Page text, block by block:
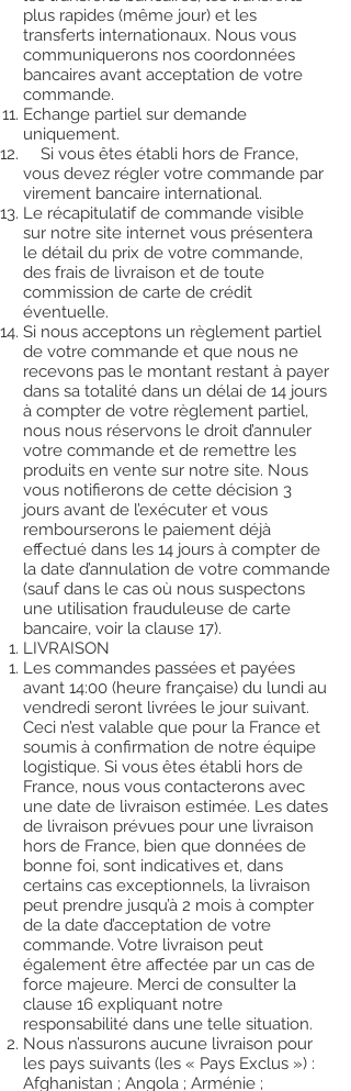
plus rapides (même jour) et les
transferts internationaux. Nous vous
communiquerons nos coordonnées
bancaires avant acceptation de votre
commande.
Echange partiel sur demande
uniquement.
Si vous êtes établi hors de France,
vous devez régler votre commande par
virement bancaire international.
Le récapitulatif de commande visible
sur notre site internet vous présentera
le détail du prix de votre commande,
des frais de livraison et de toute
commission de carte de crédit
éventuelle.
Si nous acceptons un règlement partiel
de votre commande et que nous ne
recevons pas le montant restant à payer
dans sa totalité dans un délai de 14 jours
à compter de votre règlement partiel,
nous nous réservons le droit d’annuler
votre commande et de remettre les
produits en vente sur notre site. Nous
vous notifierons de cette décision 3
jours avant de l’exécuter et vous
rembourserons le paiement déjà
effectué dans les 14 jours à compter de
la date d’annulation de votre commande
(sauf dans le cas où nous suspectons
une utilisation frauduleuse de carte
bancaire, voir la clause 17).
LIVRAISON
Les commandes passées et payées
avant 14:00 (heure française) du lundi au
vendredi seront livrées le jour suivant.
Ceci n’est valable que pour la France et
soumis à confirmation de notre équipe
logistique. Si vous êtes établi hors de
France, nous vous contacterons avec
une date de livraison estimée. Les dates
de livraison prévues pour une livraison
hors de France, bien que données de
bonne foi, sont indicatives et, dans
certains cas exceptionnels, la livraison
peut prendre jusqu’à 2 mois à compter
de la date d’acceptation de votre
commande. Votre livraison peut
également être affectée par un cas de
force majeure. Merci de consulter la
clause 16 expliquant notre
responsabilité dans une telle situation.
Nous n’assurons aucune livraison pour
les pays suivants (les « Pays Exclus ») :
Afghanistan ; Angola ; Arménie ;